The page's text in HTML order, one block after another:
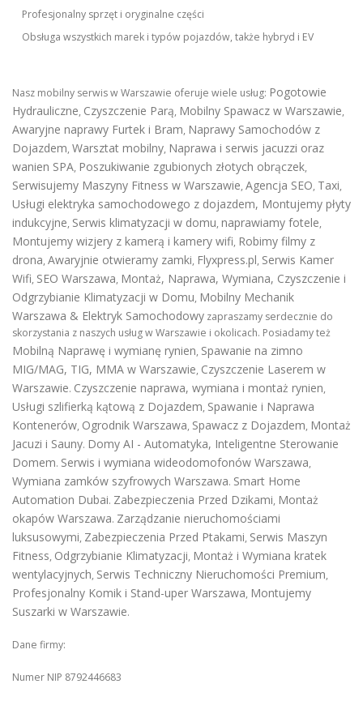
Profesjonalny sprzęt i oryginalne części
Obsługa wszystkich marek i typów pojazdów, także hybryd i EV
Nasz mobilny serwis w Warszawie oferuje wiele usług: Pogotowie
Hydrauliczne, Czyszczenie Parą, Mobilny Spawacz w Warszawie,
Awaryjne naprawy Furtek i Bram, Naprawy Samochodów z
Dojazdem, Warsztat mobilny, Naprawa i serwis jacuzzi oraz
wanien SPA, Poszukiwanie zgubionych złotych obrączek,
Serwisujemy Maszyny Fitness w Warszawie, Agencja SEO, Taxi,
Usługi elektryka samochodowego z dojazdem, Montujemy płyty
indukcyjne, Serwis klimatyzacji w domu, naprawiamy fotele,
Montujemy wizjery z kamerą i kamery wifi, Robimy filmy z
drona, Awaryjnie otwieramy zamki, Flyxpress.pl, Serwis Kamer
Wifi, SEO Warszawa, Montaż, Naprawa, Wymiana, Czyszczenie i
Odgrzybianie Klimatyzacji w Domu, Mobilny Mechanik
Warszawa & Elektryk Samochodowy zapraszamy serdecznie do
skorzystania z naszych usług w Warszawie i okolicach. Posiadamy też
Mobilną Naprawę i wymianę rynien, Spawanie na zimno
MIG/MAG, TIG, MMA w Warszawie, Czyszczenie Laserem w
Warszawie. Czyszczenie naprawa, wymiana i montaż rynien,
Usługi szlifierką kątową z Dojazdem, Spawanie i Naprawa
Kontenerów, Ogrodnik Warszawa, Spawacz z Dojazdem, Montaż
Jacuzi i Sauny. Domy AI - Automatyka, Inteligentne Sterowanie
Domem. Serwis i wymiana wideodomofonów Warszawa,
Wymiana zamków szyfrowych Warszawa. Smart Home
Automation Dubai. Zabezpieczenia Przed Dzikami, Montaż
okapów Warszawa. Zarządzanie nieruchomościami
luksusowymi, Zabezpieczenia Przed Ptakami, Serwis Maszyn
Fitness, Odgrzybianie Klimatyzacji, Montaż i Wymiana kratek
wentylacyjnych, Serwis Techniczny Nieruchomości Premium,
Profesjonalny Komik i Stand-uper Warszawa, Montujemy
Suszarki w Warszawie.
Dane firmy:
Numer NIP 8792446683